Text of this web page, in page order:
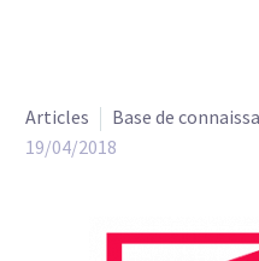
Articles Base de
19/04/2018